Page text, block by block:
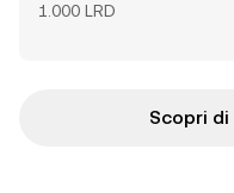
1.000 LRD
Scopri di